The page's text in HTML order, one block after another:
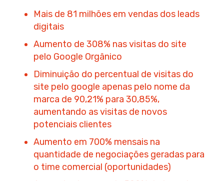
Mais de 81 milhões em vendas dos leads
digitais
Aumento de 308% nas visitas do site
pelo Google Orgânico
Diminuição do percentual de visitas do
site pelo google apenas pelo nome da
marca de 90,21% para 30,85%,
aumentando as visitas de novos
potenciais clientes
Aumento em 700% mensais na
quantidade de negociações geradas para
o time comercial (oportunidades)